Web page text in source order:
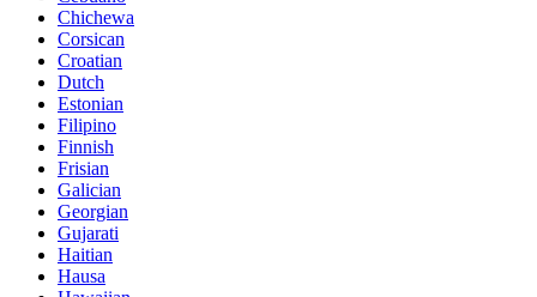
Chichewa
Corsican
Croatian
Dutch
Estonian
Filipino
Finnish
Frisian
Galician
Georgian
Gujarati
Haitian
Hausa